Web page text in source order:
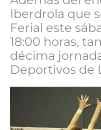
Iberdrola que
Ferial este
18:00 horas,
décima
Deportivos de